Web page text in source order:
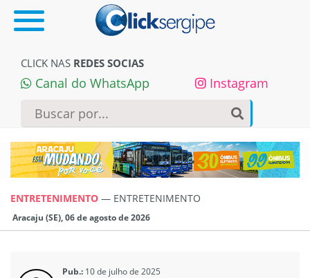
CLICK NAS REDES SOCIAS
Canal do WhatsApp Instagram
ENTRETENIMENTO — ENTRETENIMENTO
Aracaju (SE), 06 de agosto de 2026
Pub.: 10 de julho de 2025